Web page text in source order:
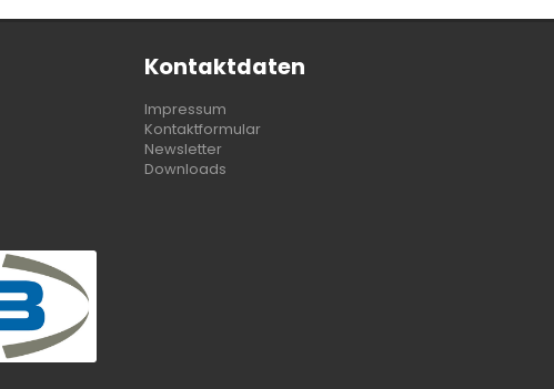
Kontaktdaten
Impressum
Kontaktformular
Newsletter
Downloads